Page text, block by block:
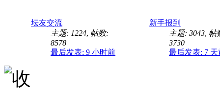
今天天气真的很好
为什么同样练的，一边
坛友交流
主题: 1224, 帖数:
8578
最后发表: 9 小时前
新手报到
主题: 3043, 帖
3730
最后发表: 7 天